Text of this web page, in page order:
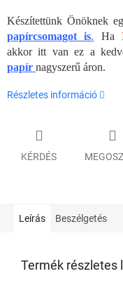
Készítettünk Önöknek
papírcsomagot is. Ha
akkor itt van ez a
papír nagyszerű áron.
Részletes információ
KÉRDÉS
Leírás Beszélgetés
Termék részletes